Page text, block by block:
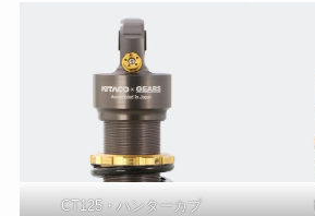
CT125・ハンターカブ